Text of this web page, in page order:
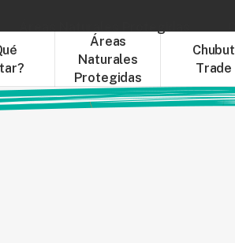
Áreas
Naturales
Protegidas
Chubut
Trade